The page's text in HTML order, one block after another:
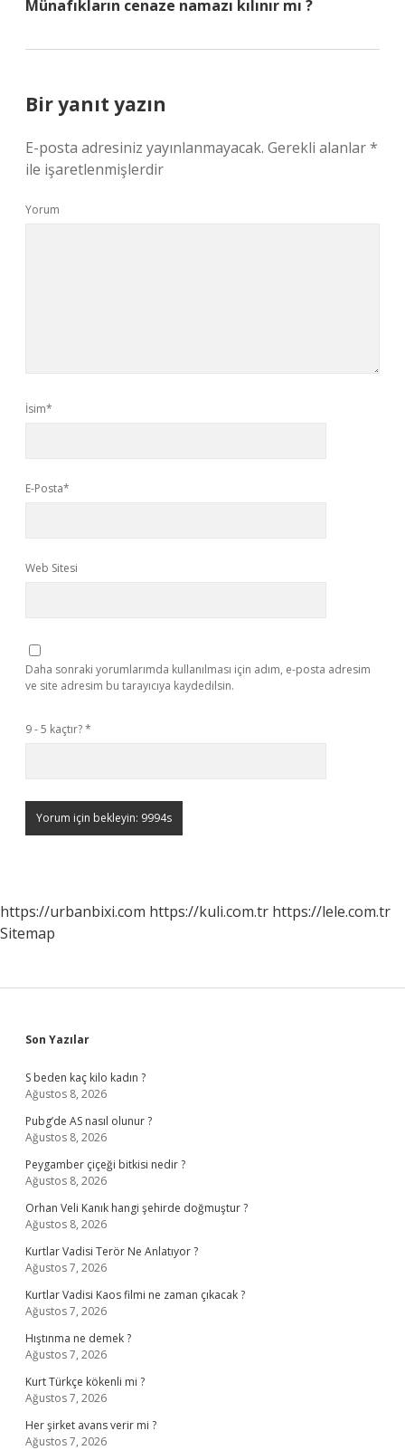
Münafıkların cenaze namazı kılınır mı ?
Bir yanıt yazın
E-posta adresiniz yayınlanmayacak. Gerekli alanlar*
ile işaretlenmişlerdir
Yorum
İsim*
E-Posta*
Web Sitesi
Daha sonraki yorumlarımda kullanılması için adım, e-posta adresim
ve site adresim bu tarayıcıya kaydedilsin.
9 - 5 kaçtır?*
https://urbanbixi.com https://kuli.com.tr https://lele.com.tr
Sitemap
Sidebar
Son Yazılar
S beden kaç kilo kadın ?
Ağustos 8, 2026
Pubg’de AS nasıl olunur ?
Ağustos 8, 2026
Peygamber çiçeği bitkisi nedir ?
Ağustos 8, 2026
Orhan Veli Kanık hangi şehirde doğmuştur ?
Ağustos 8, 2026
Kurtlar Vadisi Terör Ne Anlatıyor ?
Ağustos 7, 2026
Kurtlar Vadisi Kaos filmi ne zaman çıkacak ?
Ağustos 7, 2026
Hıştınma ne demek ?
Ağustos 7, 2026
Kurt Türkçe kökenli mi ?
Ağustos 7, 2026
Her şirket avans verir mi ?
Ağustos 7, 2026